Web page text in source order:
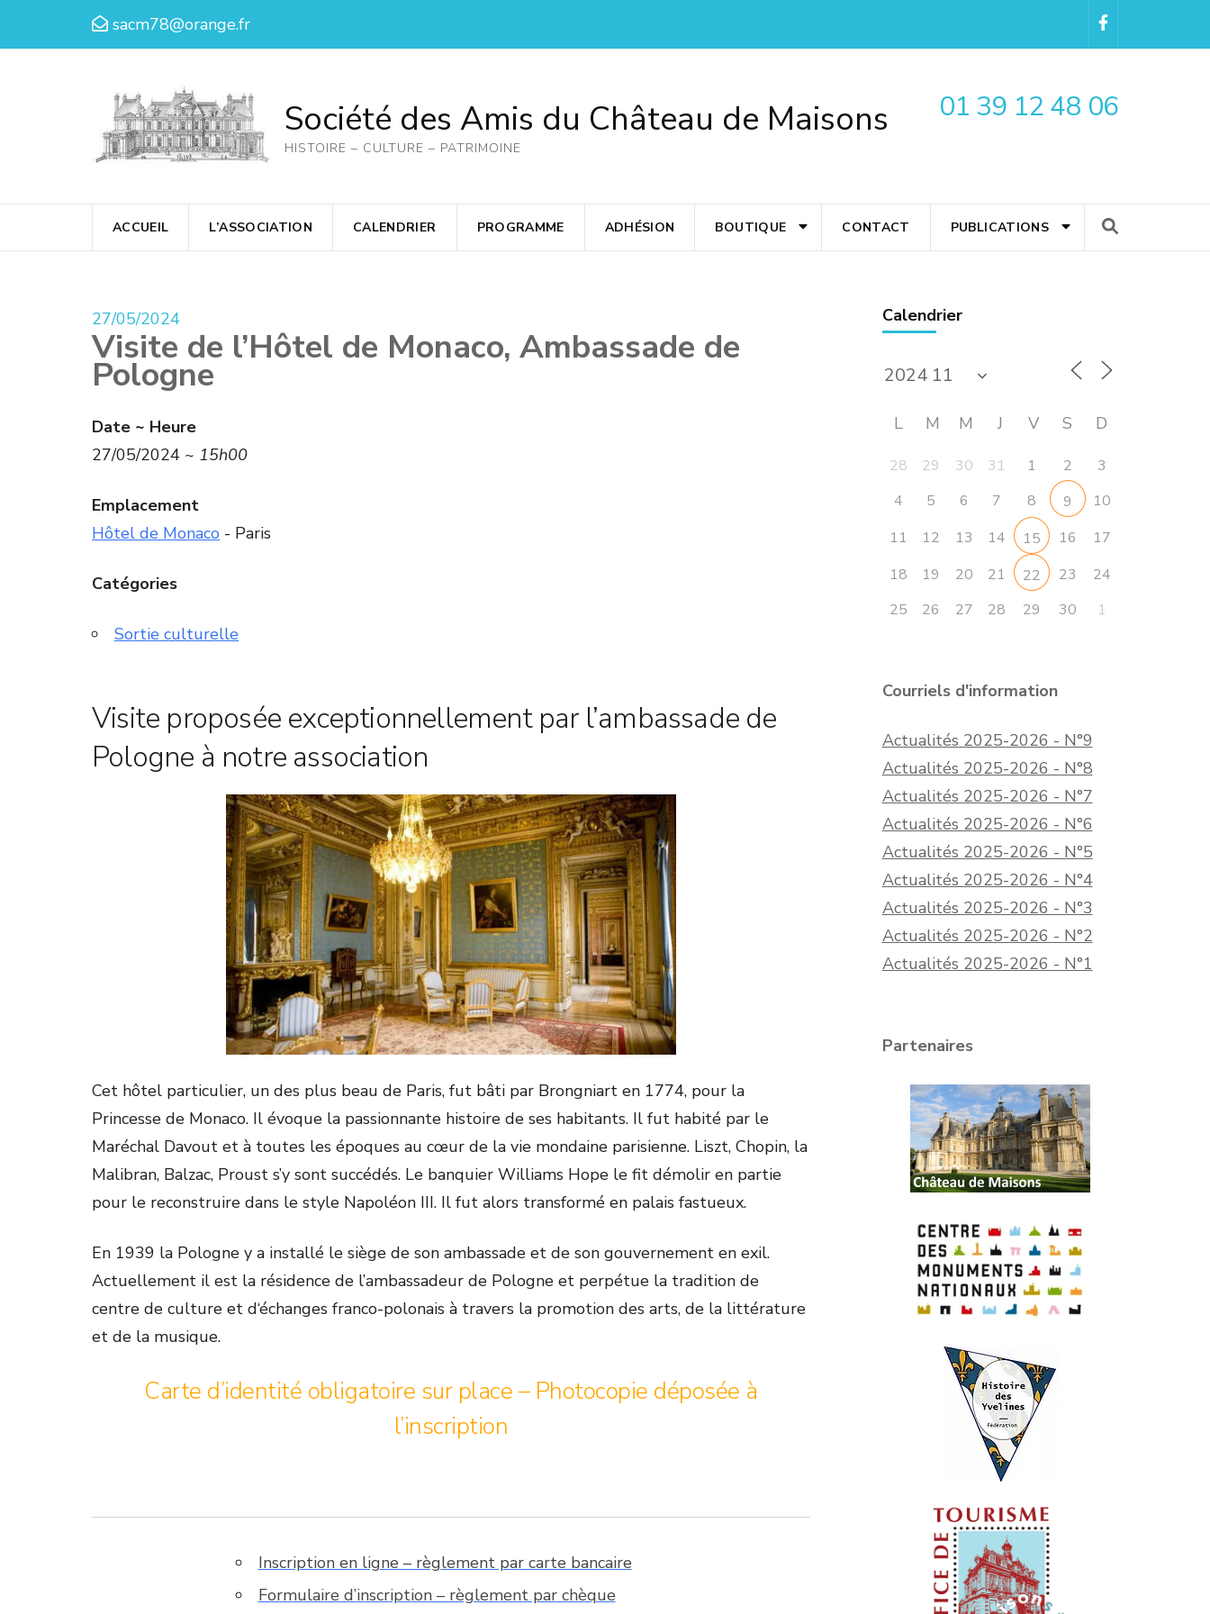
sacm78@orange.fr
Société des Amis du Château de Maisons
HISTOIRE – CULTURE – PATRIMOINE
01 39 12 48 06
ACCUEIL L’ASSOCIATION CALENDRIER PROGRAMME ADHÉSION BOUTIQUE CONTACT PUBLICATIONS
27/05/2024
Visite de l’Hôtel de Monaco, Ambassade de
Pologne
Date ~ Heure
27/05/2024 ~ 15h00
Emplacement
Hôtel de Monaco - Paris
Catégories
Sortie culturelle
Visite proposée exceptionnellement par l’ambassade de
Pologne à notre association
Cet hôtel particulier, un des plus beau de Paris, fut bâti par Brongniart en 1774, pour la
Princesse de Monaco. Il évoque la passionnante histoire de ses habitants. Il fut habité par le
Maréchal Davout et à toutes les époques au cœur de la vie mondaine parisienne. Liszt, Chopin, la
Malibran, Balzac, Proust s’y sont succédés. Le banquier Williams Hope le fit démolir en partie
pour le reconstruire dans le style Napoléon III. Il fut alors transformé en palais fastueux.
En 1939 la Pologne y a installé le siège de son ambassade et de son gouvernement en exil.
Actuellement il est la résidence de l’ambassadeur de Pologne et perpétue la tradition de
centre de culture et d‘échanges franco-polonais à travers la promotion des arts, de la littérature
et de la musique.
Carte d’identité obligatoire sur place – Photocopie déposée à
l’inscription
Inscription en ligne – règlement par carte bancaire
Formulaire d’inscription – règlement par chèque
Calendrier
L M M J V S D
28 29 30 31 1 2
3
4
5 6 7 8 9
10
11
12 13 14 15 16
17
18
19 20 21 22 23
24
25
26 27 28 29 30 1
Courriels d'information
Actualités 2025-2026 - N°9
Actualités 2025-2026 - N°8
Actualités 2025-2026 - N°7
Actualités 2025-2026 - N°6
Actualités 2025-2026 - N°5
Actualités 2025-2026 - N°4
Actualités 2025-2026 - N°3
Actualités 2025-2026 - N°2
Actualités 2025-2026 - N°1
Partenaires